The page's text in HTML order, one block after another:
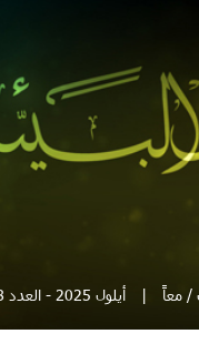
/ معاً | أيلول 2025 - العدد 178 (2025-09-01)